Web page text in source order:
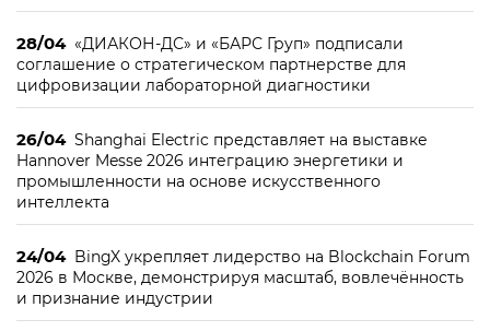
28/04 «ДИАКОН-ДС» и «БАРС Груп» подписали
соглашение о стратегическом партнерстве для
цифровизации лабораторной диагностики
26/04 Shanghai Electric представляет на выставке
Hannover Messe 2026 интеграцию энергетики и
промышленности на основе искусственного
интеллекта
24/04 BingX укрепляет лидерство на Blockchain Forum
2026 в Москве, демонстрируя масштаб, вовлечённость
и признание индустрии